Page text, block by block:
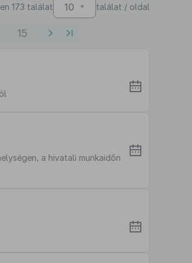
173 találat 10 találat / oldal
15
a hivatali munkaidőn